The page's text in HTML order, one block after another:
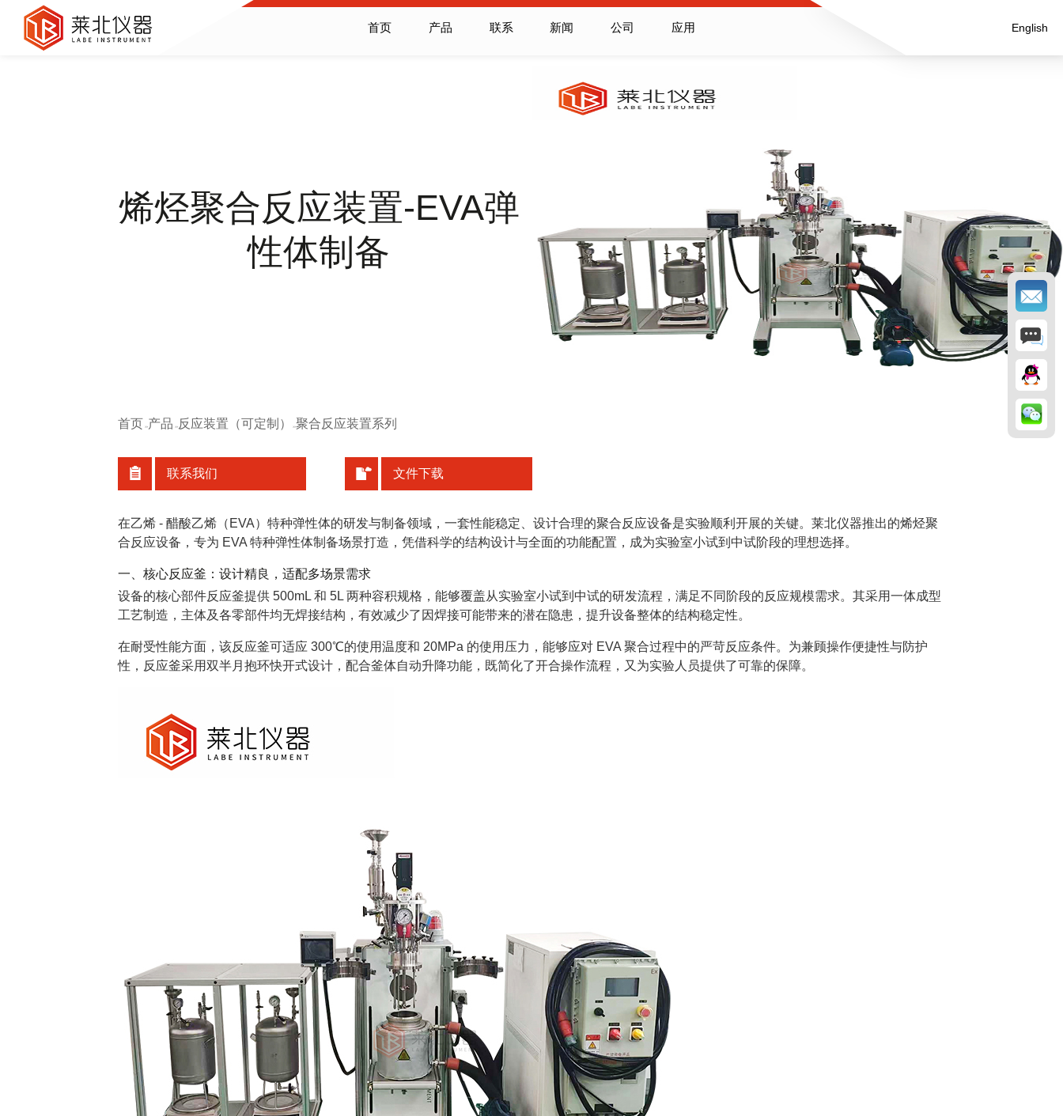
English
首页 产品 联系 新闻 公司 应用
烯烃聚合反应装置-EVA弹
性体制备
首页 >> 产品 >>反应装置（可定制） >>聚合反应装置系列
联系我们 文件下载
在乙烯 - 醋酸乙烯（EVA）特种弹性体的研发与制备领域，一套性能稳定、设计合理的聚合反应设备是实验顺利开展的关键。莱北仪器推出的烯烃聚
合反应设备，专为 EVA 特种弹性体制备场景打造，凭借科学的结构设计与全面的功能配置，成为实验室小试到中试阶段的理想选择。
一、核心反应釜：设计精良，适配多场景需求
设备的核心部件反应釜提供 500mL 和 5L 两种容积规格，能够覆盖从实验室小试到中试的研发流程，满足不同阶段的反应规模需求。其采用一体成型
工艺制造，主体及各零部件均无焊接结构，有效减少了因焊接可能带来的潜在隐患，提升设备整体的结构稳定性。
在耐受性能方面，该反应釜可适应 300℃的使用温度和 20MPa 的使用压力，能够应对 EVA 聚合过程中的严苛反应条件。为兼顾操作便捷性与防护
性，反应釜采用双半月抱环快开式设计，配合釜体自动升降功能，既简化了开合操作流程，又为实验人员提供了可靠的保障。